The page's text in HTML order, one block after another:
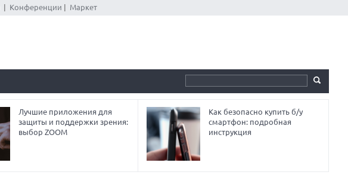
Конференции Маркет
Лучшие приложения для
защиты и поддержки зрения:
выбор ZOOM
Как безопасно купить б/у
смартфон: подробная
инструкция